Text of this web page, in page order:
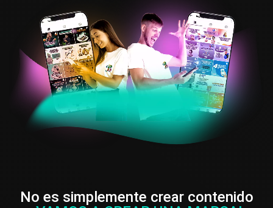
No es simplemente crear contenido